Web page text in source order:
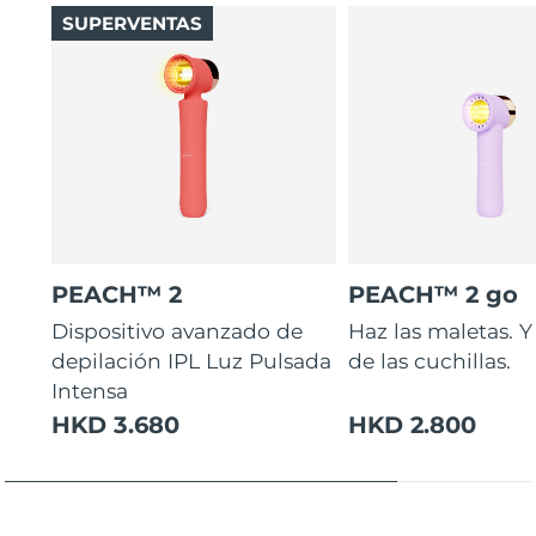
PEACH™ 2
Dispositivo avanzado de
depilación IPL Luz Pulsada
Intensa
HKD 3.680
SUPERVENTAS
PEACH™ 2 go
Haz las maletas.
de las cuchillas.
HKD 2.800
Italia
3/2/2026
Letonia Entrega prevista 29/1/2026
Líbano Entrega prevista30/1/2026
Lituania Entrega prevista29/1/2026
Luxemburgo Entrega prevista29/1/2026